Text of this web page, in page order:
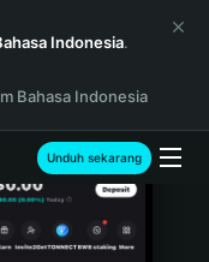
Indonesia.
Bahasa Indonesia
Unduh sekarang